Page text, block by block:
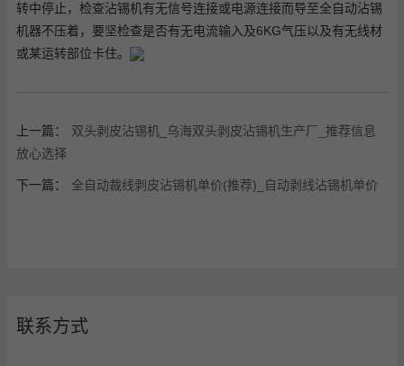
转中停止，检查沾锡机有无信号连接或电源连接而导至全自动沾锡
机器不压着，要坚检查是否有无电流输入及6KG气压以及有无线材
或某运转部位卡住。
上一篇：
双头剥皮沾锡机_乌海双头剥皮沾锡机生产厂_推荐信息
放心选择
下一篇： 全自动裁线剥皮沾锡机单价(推荐)_自动剥线沾锡机单价
联系方式